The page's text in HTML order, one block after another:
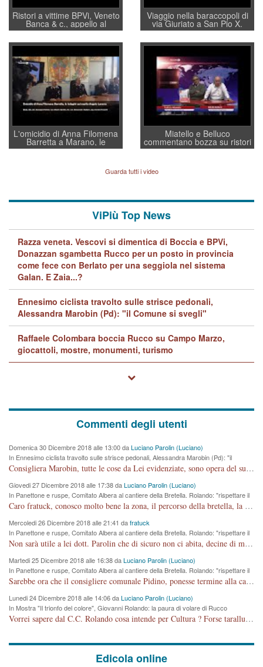
Ristori a vittime BPVi, Veneto
Banca & c., appello al
sottosegretario Alessio
Villarosa: per mettere ordine
convochi con Di Maio CNCU
a supporto della cabina di
regia al Mef
Viaggio nella baraccopoli di
via Giuriato a San Pio X.
Vicenza ai Vicentini: “faremo
un regalo di Natale ai
residenti”
L'omicidio di Anna Filomena
Barretta a Marano, le
indagini dei carabinieri di
Lavarra: più avvincenti di
quelle di... Barbara D'Urso
Miatello e Belluco
commentano bozza su ristori
BPVi e Veneto Banca
Guarda tutti i video
ViPiù Top News
Razza veneta. Vescovi si dimentica di Boccia e BPVi,
Donazzan sgambetta Rucco per un posto in provincia
come fece con Berlato per una seggiola nel sistema
Galan. E Zaia...?
Ennesimo ciclista travolto sulle strisce pedonali,
Alessandra Marobin (Pd): "il Comune si svegli"
Raffaele Colombara boccia Rucco su Campo Marzo,
giocattoli, mostre, monumenti, turismo
Commenti degli utenti
Domenica 30 Dicembre 2018 alle 13:00 daLuciano Parolin (Luciano)
In Ennesimo ciclista travolto sulle strisce pedonali, Alessandra Marobin (Pd): "il
Comune si svegli"
Consigliera Marobin, tutte le cose da Lei evidenziate, sono opera del suo ex Assessore e compagno di Partito Antonio Marco Dalla Pozza Assessore alla "progettazione" di piste ciclabili e altre porcherie. A lui manderei il conto da saldare per incidenti e danni alle persone. E' ora che "finiamola." Avete perso rassegnatevi. qui IL SINDACO RUCCO NON C'ENTRA PER NIENTE. CAPITO!!!!!!!! Amen.
Giovedi 27 Dicembre 2018 alle 17:38 daLuciano Parolin (Luciano)
In Panettone e ruspe, Comitato Albera al cantiere della Bretella. Rolando: "rispettare il
cronoprogramma"
Caro fratuck, conosco molto bene la zona, il percorso della bretella, la situazione dei cittadini, abito in Viale Trento. A partire dal 2003 ho partecipato al Comitato di Maddalene pro bretella, e a riunioni propositive per apportare modifiche al progetto. Numerose mie foto del territorio sono arrivate a Roma, altri miei interventi (non graditi dalla Sx) sono stati pubblicati dal GdV, assieme ad altri come Ciro Asproso, ora favorevole alla bretella. Ho partecipato alla raccolta firme per la chiusura della strada x 5 giorni eseguita dal Sindaco Hullwech per sforamento 180 Micro/g. Pertanto come impegno per la tematica sono apposto con la coscienza. Ora il Progetto è partito, fine! Voglio dire che la nuova Giunta "comunale" non c'entra più. L'opera sarà "malauguratamente" eseguita, ma non con il mio placet. Il Consigliere Comunale dovrebbe capire che la campagna elettorale è finita, con buona pace di tutti. Quello che invece dovrebbe interessare è la proprietà della strada, dall'uscita autostradale Ovest, sino alla Rotatoria dell'Albara, vi sono tre possessori: Autostrade SpA; La Provincia, il Comune. Come la mettiamo per il futuro ? I costi, da 50 sono saliti a 100 milioni di € come dire 20 milioni a KM (!) da non credere. Comunque si farà. Ma nessuno canti Vittoria, anzi meglio non farne un ulteriore fatto "partitico" per questioni elettorali o di seggio. Se mi manda la sua mail, sono disponibile ad inviare i documenti e le foto sopra descritte. Con ossequi, Luciano Parolin
Mercoledi 26 Dicembre 2018 alle 21:41 dafratuck
In Panettone e ruspe, Comitato Albera al cantiere della Bretella. Rolando: "rispettare il
cronoprogramma"
Non sarà utile a lei dott. Parolin che di sicuro non ci abita, decine di migliaia di TIR, automobili e padroncini che passano quotidianamente per una strada appena rotabile, non è più possibile stendere i panni, attraversare la strada senza rischiare la morte, le case stanno crepando, i tempi sono cambiati e la bretella non passerà assolutamente per maddalene (ma cosa sta a dire?!), dia invece responsabilità a chi ha costruito tagliando la strada che doveva invece terminare a isola vicentina e non al moracchino lasciando Motta di Costabissara ancora in panne di traffico. I tempi sono cambiati dottore e se l'anagrafe della vita stagna nell'essere umano impressioni conservatrici, la società non le considera perchè va avanti, si industrializza e ha bisogno di infrastrutture e di sviluppo. Ultima considerazione, se è geloso di Rolando perchè vede in lui solo campagne politiche mentre si difendono i SOLI diritti dei cittadini, la preghiamo faccia considerazioni più appropriate. Saluti e complimenti per i suoi scritti.
Martedi 25 Dicembre 2018 alle 16:38 daLuciano Parolin (Luciano)
In Panettone e ruspe, Comitato Albera al cantiere della Bretella. Rolando: "rispettare il
cronoprogramma"
Sarebbe ora che il consigliere comunale Pidino, ponesse termine alla campagna elettorale nel territorio del suo seggio Villaggio del Sole. La tiraca è iniziata, distruggerà 6 km di prateria ovest della città, ricca di fonti e sorgenti d'acqua. I cittadini di Maddalene non avranno più Pace la notte. Molta colpa per la costruzione di questa Strada è proprio del signor Rolando,dei suoi gazebo mobili e che vuol far passare questa opera VANDALICA come progetto "utile" a chi ? Non è cosa seria sig. Rolando!
Lunedi 24 Dicembre 2018 alle 14:06 daLuciano Parolin (Luciano)
In Mostra "Il trionfo del colore", Giovanni Rolando: la paura di volare di Rucco
Vorrei sapere dal C.C. Rolando cosa intende per Cultura ? Forse tarallucci, vino e sagre, o spaghetti tricolori del PD ? Il continuo (s)parlare della mostra a Palazzo Chiericati caro consigliere DANNEGGIA FORTEMENTE l'immagine della città TUTTA e fa deviare i consensi che in RUSSIA (badi bene ex U.R.S.S.) sono ECCELLENTI. A livello artistico l'evento è di alta Valenza culturale, COMPITO di Tutta la Cittadinanza fare il possibile per propagandare l'iniziativa senza farne UN CASO PARTITICO come fa Lei da sempre. Meno Gazebo + Partecipazione! E così sia. Amen.
Edicola online